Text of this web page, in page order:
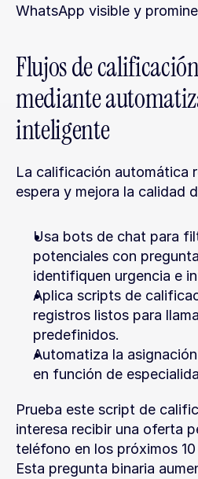
WhatsApp visible y
Flujos de
mediante
inteligente
La calificación automática
espera y mejora la calidad
Usa bots de chat para
potenciales con
identifiquen urgencia e
Aplica scripts de
registros listos para
predefinidos.
Automatiza la
en función de
Prueba este script de
interesa recibir una oferta
teléfono en los próximos
Esta pregunta binaria